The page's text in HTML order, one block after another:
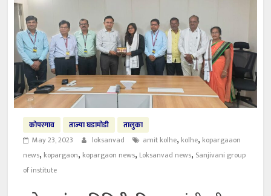
कोपरगाव ताज्या घडामोडी
तालुका
May 23, 2023
loksanvad amit kolhe, kolhe, kopargaaon
news, kopargaon, kopargaon news, Loksanvad news, Sanjivani group
of institute